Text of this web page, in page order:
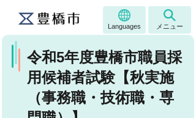
Languages メニュー
令和5年度豊橋市職員採
用候補者試験【秋実施
（事務職・技術職・専